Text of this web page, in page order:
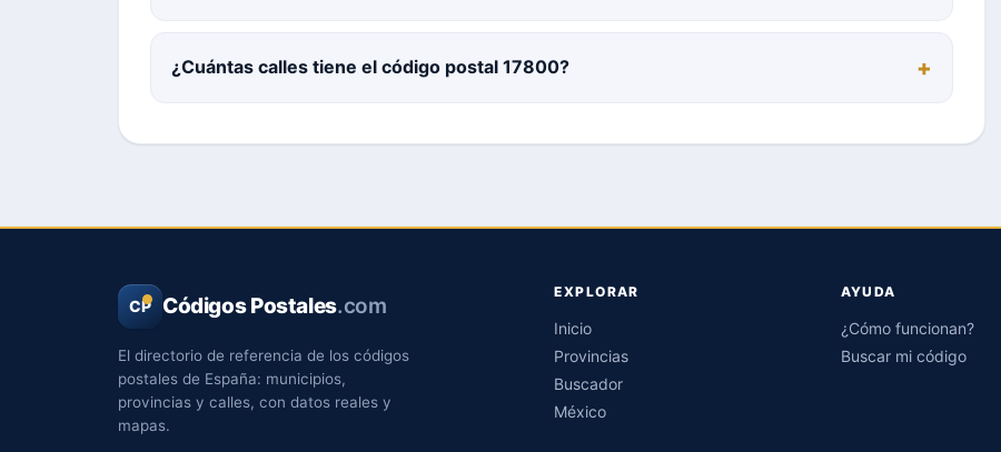
¿Cuántas calles tiene el código postal 17800?
CP Códigos Postales.com
El directorio de referencia de los códigos
postales de España: municipios,
provincias y calles, con datos reales y
mapas.
EXPLORAR
Inicio
Provincias
Buscador
México
AYUDA
¿Cómo funcionan?
Buscar mi código